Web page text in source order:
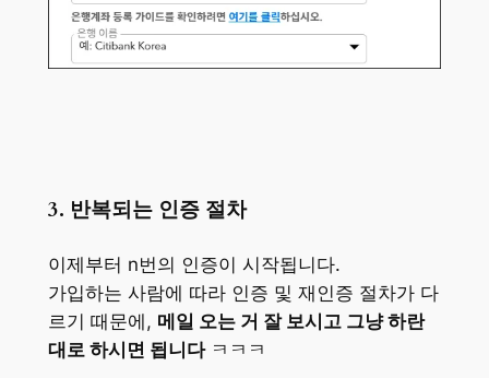
3. 반복되는 인증 절차
이제부터 n번의 인증이 시작됩니다.
가입하는 사람에 따라 인증 및 재인증 절차가 다
르기 때문에, 메일 오는 거 잘 보시고 그냥 하란
대로 하시면 됩니다ㅋㅋㅋ